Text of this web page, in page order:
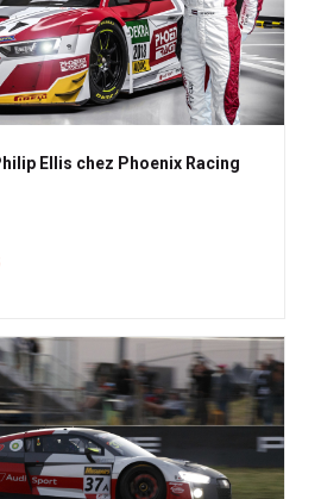
Ellis chez Phoenix Racing